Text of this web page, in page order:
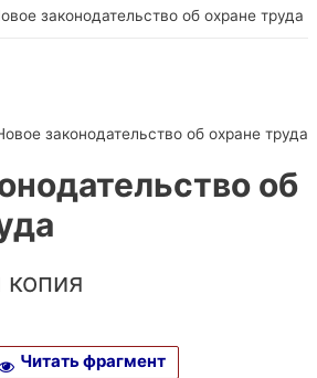
законодательство об охране труда
законодательство об охране труда
об
Читать фрагмент